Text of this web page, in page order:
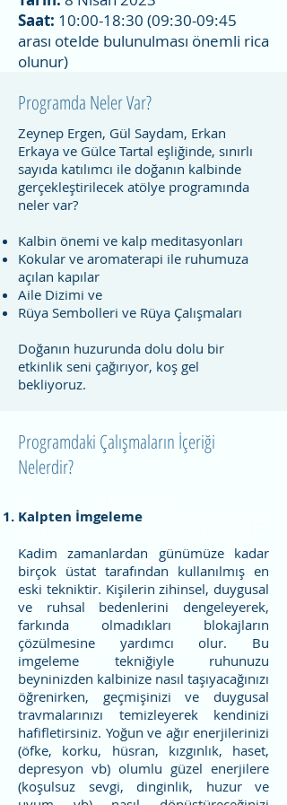
Saat: 10:00-18:30 (09:30-09:45
arası otelde bulunulması önemli rica
olunur)
Programda Neler Var?
Zeynep Ergen, Gül Saydam, Erkan
Erkaya ve Gülce Tartal eşliğinde, sınırlı
sayıda katılımcı ile doğanın kalbinde
gerçekleştirilecek atölye programında
neler var?
Kalbin önemi ve kalp meditasyonları
Kokular ve aromaterapi ile ruhumuza
açılan kapılar
Aile Dizimi ve
Rüya Sembolleri ve Rüya Çalışmaları
Doğanın huzurunda dolu dolu bir
etkinlik seni çağırıyor, koş gel
bekliyoruz.
Programdaki Çalışmaların İçeriği
Nelerdir?
ORIGINAL CATCHPHRASE
I’m a paragraph. Double click here or
click Edit Text to add some text of your
own or to change the font. This is the
place for you to tell your site visitors a little
bit about you and your services.
Kalpten İmgeleme
Kadim zamanlardan günümüze kadar
birçok üstat tarafından kullanılmış en
eski tekniktir. Kişilerin zihinsel, duygusal
ve ruhsal bedenlerini dengeleyerek,
farkında olmadıkları blokajların
çözülmesine yardımcı olur. Bu
imgeleme tekniğiyle ruhunuzu
beyninizden kalbinize nasıl taşıyacağınızı
öğrenirken, geçmişinizi ve duygusal
travmalarınızı temizleyerek kendinizi
hafifletirsiniz. Yoğun ve ağır enerjilerinizi
(öfke, korku, hüsran, kızgınlık, haset,
depresyon vb) olumlu güzel enerjilere
(koşulsuz sevgi, dinginlik, huzur ve